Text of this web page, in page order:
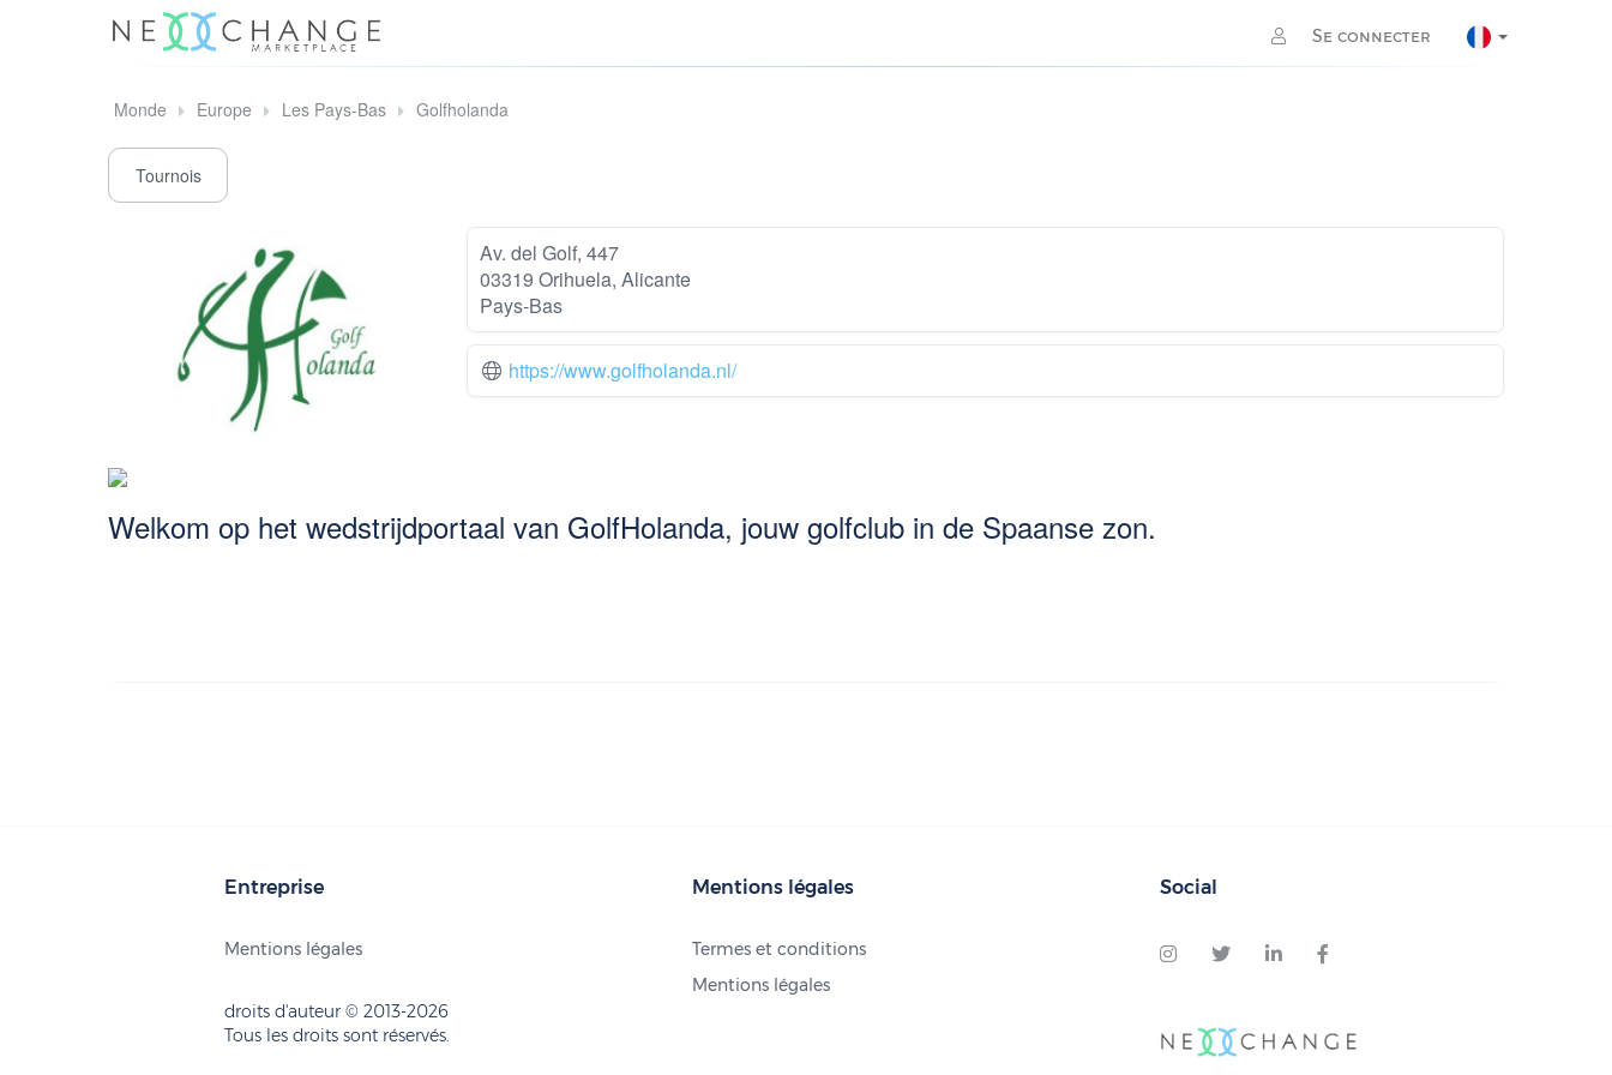
Se connecter
Monde Europe Les Pays-Bas Golfholanda
Tournois
Av. del Golf, 447
03319 Orihuela, Alicante
Pays-Bas
https://www.golfholanda.nl/
Welkom op het wedstrijdportaal van GolfHolanda, jouw golfclub in de Spaanse zon.
Entreprise
Mentions légales
droits d'auteur © 2013-2026
Tous les droits sont réservés.
Mentions légales
Termes et conditions
Mentions légales
Social